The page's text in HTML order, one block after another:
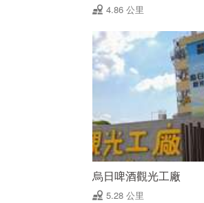
4.86 公里
烏日啤酒觀光工廠
5.28 公里